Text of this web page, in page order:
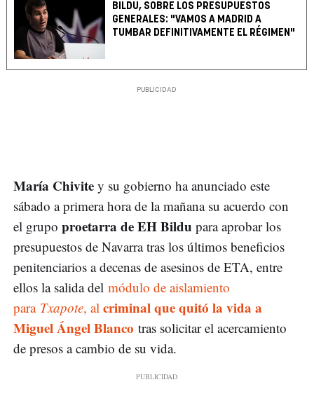
BILDU, SOBRE LOS PRESUPUESTOS
GENERALES: "VAMOS A MADRID A
TUMBAR DEFINITIVAMENTE EL RÉGIMEN"
María Chivite y su gobierno ha anunciado este
sábado a primera hora de la mañana su acuerdo con
el grupo proetarra de EH Bildu para aprobar los
presupuestos de Navarra tras los últimos beneficios
penitenciarios a decenas de asesinos de ETA, entre
ellos la salida del módulo de aislamiento
para Txapote, al criminal que quitó la vida a
Miguel Ángel Blanco tras solicitar el acercamiento
de presos a cambio de su vida.